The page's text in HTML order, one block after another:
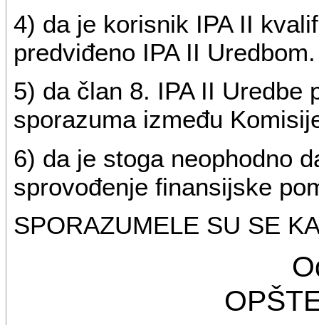
4) da je korisnik IPA II
predviđeno IPA II Uredbom.
5) da član 8. IPA II Uredbe
sporazuma između
6) da je stoga neophodno
sprovođenje finansijske
SPORAZUMELE SU SE